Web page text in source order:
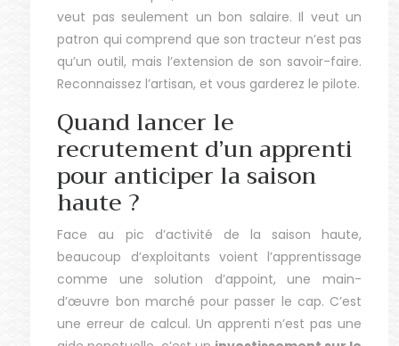
veut pas seulement un bon salaire. Il veut un
patron qui comprend que son tracteur n’est pas
qu’un outil, mais l’extension de son savoir-faire.
Reconnaissez l’artisan, et vous garderez le pilote.
Quand lancer le
recrutement d’un apprenti
pour anticiper la saison
haute ?
Face au pic d’activité de la saison haute,
beaucoup d’exploitants voient l’apprentissage
comme une solution d’appoint, une main-
d’œuvre bon marché pour passer le cap. C’est
une erreur de calcul. Un apprenti n’est pas une